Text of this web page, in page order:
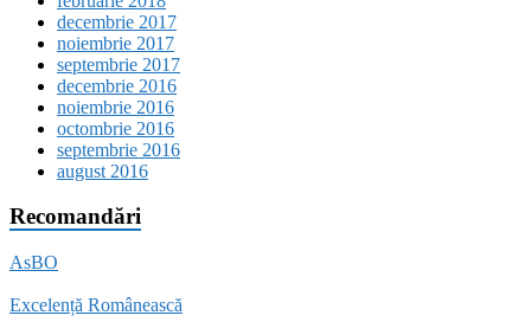
decembrie 2017
noiembrie 2017
septembrie 2017
decembrie 2016
noiembrie 2016
octombrie 2016
septembrie 2016
august 2016
Recomandări
AsBO
Excelență Românească